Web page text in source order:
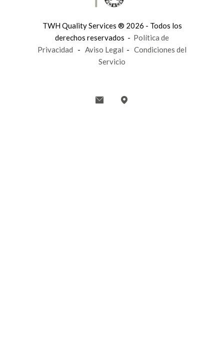
TWH Quality Services ® 2026 - Todos los
derechos reservados - Política de
Privacidad - Aviso Legal - Condiciones del
Servicio